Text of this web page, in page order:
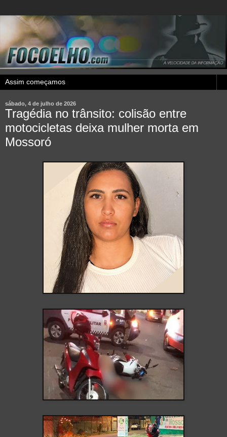
sábado, 4 de julho de 2026
Tragédia no trânsito: colisão entre
motocicletas deixa mulher morta em
Mossoró